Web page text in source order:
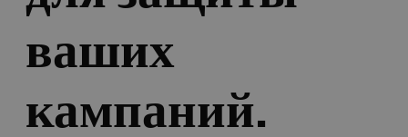
ваших
кампаний.